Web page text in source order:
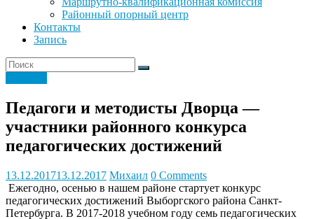
Районный опорный центр
Контакты
Запись
Педагоги и методисты Дворца —
участники районного конкурса
педагогических достижений
13.12.201713.12.2017 Михаил 0 Comments
Ежегодно, осенью в нашем районе стартует конкурс
педагогических достижений Выборгского района Санкт-
Петербурга. В 2017-2018 учебном году семь педагогических